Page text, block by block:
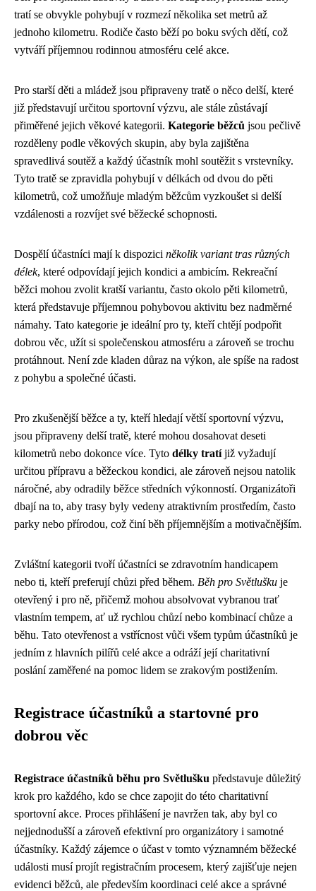
tratí se obvykle pohybují v rozmezí několika set metrů až
jednoho kilometru. Rodiče často běží po boku svých dětí, což
vytváří příjemnou rodinnou atmosféru celé akce.
Pro starší děti a mládež jsou připraveny tratě o něco delší, které
již představují určitou sportovní výzvu, ale stále zůstávají
přiměřené jejich věkové kategorii. Kategorie běžců jsou pečlivě
rozděleny podle věkových skupin, aby byla zajištěna
spravedlivá soutěž a každý účastník mohl soutěžit s vrstevníky.
Tyto tratě se zpravidla pohybují v délkách od dvou do pěti
kilometrů, což umožňuje mladým běžcům vyzkoušet si delší
vzdálenosti a rozvíjet své běžecké schopnosti.
Dospělí účastníci mají k dispozici několik variant tras různých
délek, které odpovídají jejich kondici a ambicím. Rekreační
běžci mohou zvolit kratší variantu, často okolo pěti kilometrů,
která představuje příjemnou pohybovou aktivitu bez nadměrné
námahy. Tato kategorie je ideální pro ty, kteří chtějí podpořit
dobrou věc, užít si společenskou atmosféru a zároveň se trochu
protáhnout. Není zde kladen důraz na výkon, ale spíše na radost
z pohybu a společné účasti.
Pro zkušenější běžce a ty, kteří hledají větší sportovní výzvu,
jsou připraveny delší tratě, které mohou dosahovat deseti
kilometrů nebo dokonce více. Tyto délky tratíjiž vyžadují
určitou přípravu a běžeckou kondici, ale zároveň nejsou natolik
náročné, aby odradily běžce středních výkonností. Organizátoři
dbají na to, aby trasy byly vedeny atraktivním prostředím, často
parky nebo přírodou, což činí běh příjemnějším a motivačnějším.
Zvláštní kategorii tvoří účastníci se zdravotním handicapem
nebo ti, kteří preferují chůzi před během. Běh pro Světlušku je
otevřený i pro ně, přičemž mohou absolvovat vybranou trať
vlastním tempem, ať už rychlou chůzí nebo kombinací chůze a
běhu. Tato otevřenost a vstřícnost vůči všem typům účastníků je
jedním z hlavních pilířů celé akce a odráží její charitativní
poslání zaměřené na pomoc lidem se zrakovým postižením.
Registrace účastníků a startovné pro
dobrou věc
Registrace účastníků běhu pro Světlušku představuje důležitý
krok pro každého, kdo se chce zapojit do této charitativní
sportovní akce. Proces přihlášení je navržen tak, aby byl co
nejjednodušší a zároveň efektivní pro organizátory i samotné
účastníky. Každý zájemce o účast v tomto významném běžecké
události musí projít registračním procesem, který zajišťuje nejen
evidenci běžců, ale především koordinaci celé akce a správné